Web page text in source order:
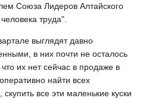
Союза Лидеров Алтайского
труда".
выглядят давно
в них почти не осталось
их нет сейчас в продаже в
найти всех
все эти маленькие куски